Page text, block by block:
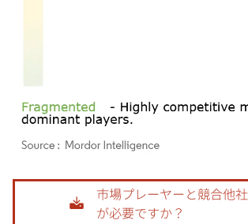
画像 © Mordor Intelligence。再利用にはCC BY 4.0の